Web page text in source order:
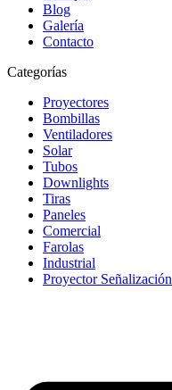
Blog
Galería
Contacto
Categorías
Proyectores
Bombillas
Ventiladores
Solar
Tubos
Downlights
Tiras
Paneles
Comercial
Farolas
Industrial
Proyector Señalización